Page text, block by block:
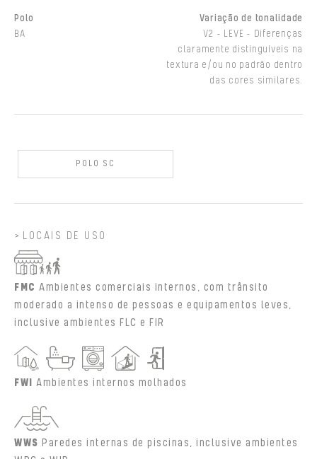
Polo
BA
Variação de tonalidade
V2 - LEVE - Diferenças
claramente distinguíveis na
textura e/ou no padrão dentro
das cores similares.
POLO SC
LOCAIS DE USO
FMC Ambientes comerciais internos, com trânsito
moderado a intenso de pessoas e equipamentos leves,
inclusive ambientes FLC e FIR
FWI Ambientes internos molhados
WWS Paredes internas de piscinas, inclusive ambientes